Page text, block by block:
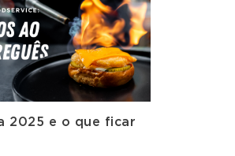
2025 e o que ficar